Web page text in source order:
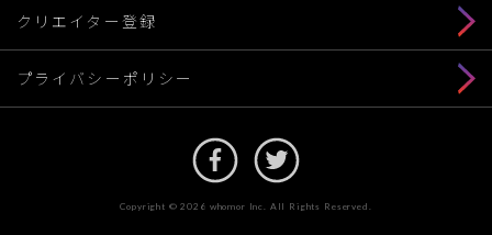
クリエイター登録
プライバシーポリシー
Copyright © 2026 whomor Inc. All Rights Reserved.